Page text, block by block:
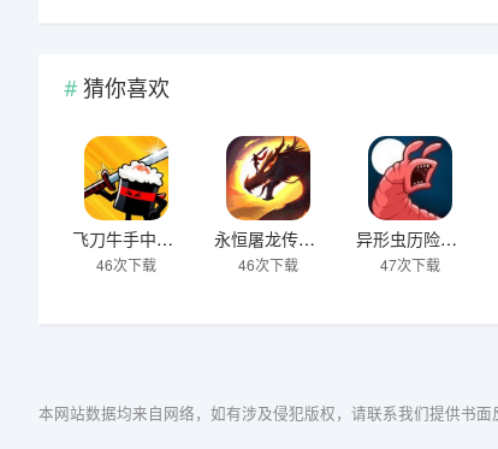
猜你喜欢
飞刀牛手中文版下载
46次下载
永恒屠龙传奇大极品游戏下载
46次下载
异形虫历险记2下载
47次下载
本网站数据均来自网络，如有涉及侵犯版权，请联系我们提供书面